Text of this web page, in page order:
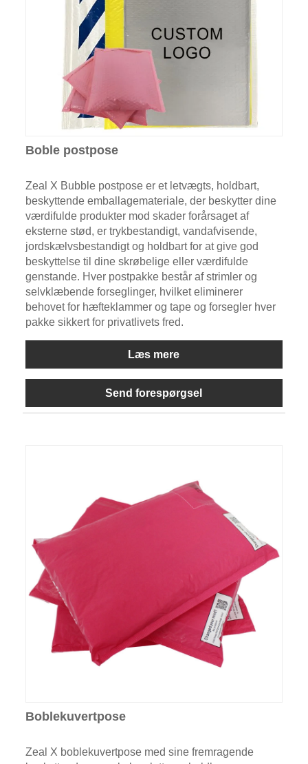
Boble postpose
Zeal X Bubble postpose er et letvægts, holdbart,
beskyttende emballagemateriale, der beskytter dine
værdifulde produkter mod skader forårsaget af
eksterne stød, er trykbestandigt, vandafvisende,
jordskælvsbestandigt og holdbart for at give god
beskyttelse til dine skrøbelige eller værdifulde
genstande. Hver postpakke består af strimler og
selvklæbende forseglinger, hvilket eliminerer
behovet for hæfteklammer og tape og forsegler hver
pakke sikkert for privatlivets fred.
Læs mere
Send forespørgsel
Boblekuvertpose
Zeal X boblekuvertpose med sine fremragende